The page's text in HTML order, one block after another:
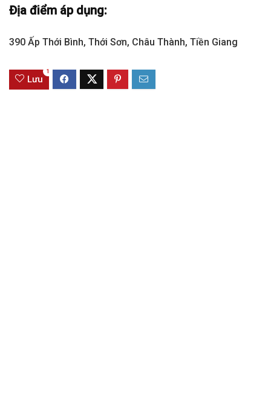
Địa điểm áp dụng:
390 Ấp Thới Bình, Thới Sơn, Châu Thành, Tiền Giang
Lưu
1